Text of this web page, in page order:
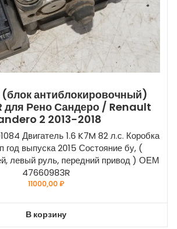
(блок антиблокировочный)
для Рено Сандеро / Renault
2 2013-2018
Двигатель 1.6 K7M 82 л.с. Коробка
выпуска 2015 Состояние бу, (
левый руль, передний привод ) ОЕМ
47660983R
11000,00₽
В корзину